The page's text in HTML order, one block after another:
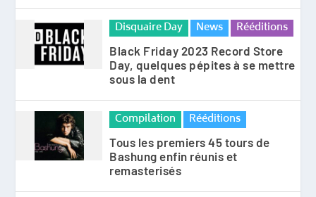
Disquaire Day News Rééditions
Black Friday 2023 Record Store
Day, quelques pépites à se mettre
sous la dent
Compilation Rééditions
Tous les premiers 45 tours de
Bashung enfin réunis et
remasterisés